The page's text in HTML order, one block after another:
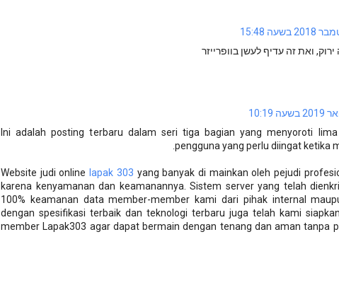
ואת זה עדיף לעשן בוופרייזר
Ini adalah posting terbaru dalam seri tiga bagian yang menyoroti lima
pengguna yang perlu diingat ketika
Website judi onlinelapak 303 yang banyak di mainkan oleh pejudi
karena kenyamanan dan keamanannya. Sistem server yang telah
100% keamanan data member-member kami dari pihak internal
dengan spesifikasi terbaik dan teknologi terbaru juga telah kami
member Lapak303 agar dapat bermain dengan tenang dan aman tanpa